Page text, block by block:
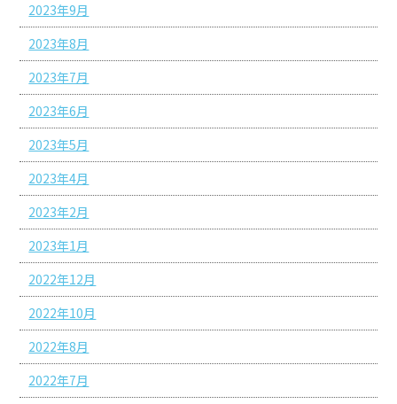
2023年9月
2023年8月
2023年7月
2023年6月
2023年5月
2023年4月
2023年2月
2023年1月
2022年12月
2022年10月
2022年8月
2022年7月